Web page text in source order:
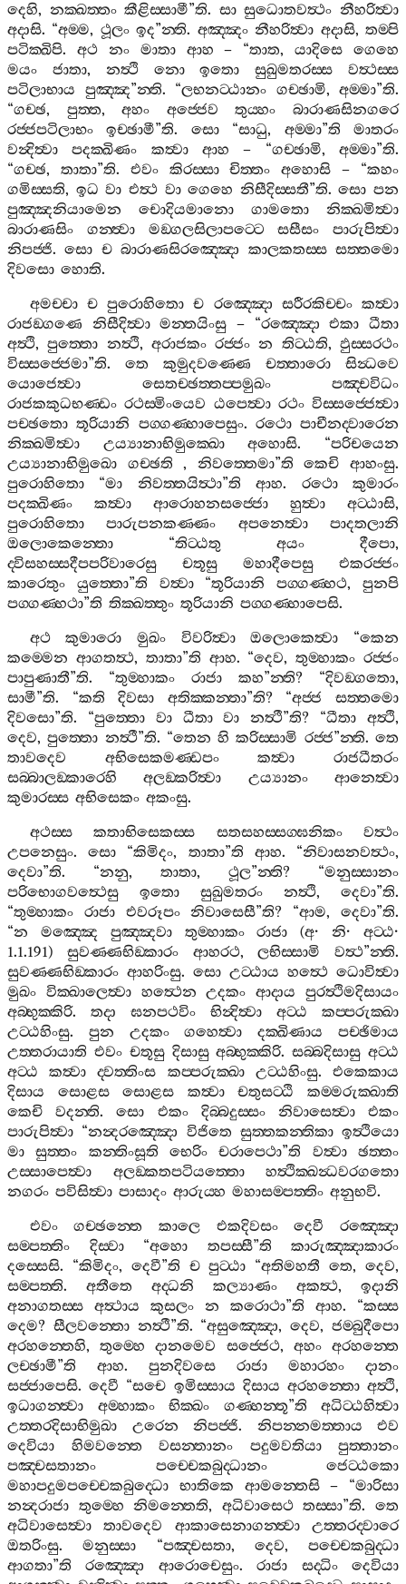
දෙහි, නක‍්ඛත‍්තං කීළිස‍්සාමී”ති. සා සුධොතවත්‍ථං නීහරිත්‍වා
අදාසි. “අම‍්ම, ථූලං ඉද”න‍්ති. අඤ‍්ඤං නීහරිත්‍වා අදාසි,තම‍්පි
පටික‍්ඛිපි. අථ නං මාතා ආහ – “තාත,යාදිසෙ
ගෙහෙ
මයං
ජාතා, නත්‍ථි නො ඉතො සුඛුමතරස‍්ස
වත්‍ථස‍්ස
පටිලාභාය
පුඤ‍්ඤ”න‍්ති. “ලභනට‍්ඨානං ගච‍්ඡාමි, අම‍්මා”ති.
“ගච‍්ඡ, පුත‍්ත,අහං අජ‍්ජෙව තුය‍්හං
බාරාණසිනගරෙ
රජ‍්ජපටිලාභං
ඉච‍්ඡාමී”ති. සො“සාධු, අම‍්මා”ති
මාතරං
වන්‍දිත්‍වා
පදක‍්ඛිණං කත්‍වා ආහ – “ගච‍්ඡාමි,අම‍්මා”ති.
“ගච‍්ඡ, තාතා”ති. එවං කිරස‍්සා චිත‍්තං අහොසි – “කහං
ගමිස‍්සති, ඉධ වා එත්‍ථ වා ගෙහෙ නිසීදිස‍්සතී”ති.සො පන
පුඤ‍්ඤනියාමෙන
චොදියමානො ගාමතො
නික‍්ඛමිත්‍වා
බාරාණසිං
ගන‍්ත්‍වා මඞ‍්ගලසිලාපට‍්ටෙ සසීසං
පාරුපිත්‍වා
නිපජ‍්ජි.සො ච බාරාණසිරඤ‍්ඤො කාලකතස‍්ස සත‍්තමො
දිවසො හොති.
අමච‍්චා ච පුරොහිතො ච රඤ‍්ඤො සරීරකිච‍්චං කත්‍වා
රාජඞ‍්ගණෙ
නිසීදිත්‍වා මන‍්තයිංසු – “රඤ‍්ඤො එකා ධීතා
අත්‍ථි,පුත‍්තො නත්‍ථි, අරාජකං රජ‍්ජං න තිට‍්ඨති,ඵුස‍්සරථං
විස‍්සජ‍්ජෙමා”ති. තෙ කුමුදවණ‍්ණෙ චත‍්තාරො
සින්‍ධවෙ
යොජෙත්‍වා
සෙතච‍්ඡත‍්තප‍්පමුඛං
පඤ‍්චවිධං
රාජකකුධභණ‍්ඩං රථස‍්මිංයෙව ඨපෙත්‍වා රථං විස‍්සජ‍්ජෙත්‍වා
පච‍්ඡතො තූරියානි පග‍්ගණ‍්හාපෙසුං. රථො පාචීනද‍්වාරෙන
නික‍්ඛමිත්‍වා
උය්‍යානාභිමුක‍්ඛො අහොසි. “පරිචයෙන
උය්‍යානාභිමුඛො
ගච‍්ඡති , නිවත‍්තෙමා”ති කෙචි ආහංසු.
පුරොහිතො “මා නිවත‍්තයිත්‍ථා”ති ආහ. රථො
කුමාරං
පදක‍්ඛිණං
කත්‍වා ආරොහනසජ‍්ජො හුත්‍වා අට‍්ඨාසි,
පුරොහිතො
පාරුපනකණ‍්ණං අපනෙත්‍වා
පාදතලානි
ඔලොකෙන‍්තො “තිට‍්ඨතු අයං දීපො,
ද‍්විසහස‍්සදීපපරිවාරෙසු
චතූසු මහාදීපෙසු
එකරජ‍්ජං
කාරෙතුං
යුත‍්තො”ති වත්‍වා“තූරියානි පග‍්ගණ‍්හථ,පුනපි
පග‍්ගණ‍්හථා”ති තික‍්ඛත‍්තුං තූරියානි පග‍්ගණ‍්හාපෙසි.
අථ
කුමාරො මුඛං විවරිත්‍වා ඔලොකෙත්‍වා “කෙන
කම‍්මෙන ආගතත්‍ථ, තාතා”ති ආහ. “දෙව,තුම‍්හාකං රජ‍්ජං
පාපුණාතී”ති. “තුම‍්හාකං රාජා කහ”න‍්ති? “දිවඞ‍්ගතො,
සාමී”ති. “කති දිවසා අතික‍්කන‍්තා”ති? “අජ‍්ජ
සත‍්තමො
දිවසො”ති. “පුත‍්තො වා ධීතා වා නත්‍ථී”ති? “ධීතා අත්‍ථි,
දෙව,පුත‍්තො නත්‍ථී”ති. “තෙන හි කරිස‍්සාමි රජ‍්ජ”න‍්ති.තෙ
තාවදෙව
අභිසෙකමණ‍්ඩපං කත්‍වා
රාජධීතරං
සබ‍්බාලඞ‍්කාරෙහි
අලඞ‍්කරිත්‍වා උය්‍යානං
ආනෙත්‍වා
කුමාරස‍්ස අභිසෙකං අකංසු.
අථස‍්ස
කතාභිසෙකස‍්ස සතසහස‍්සග‍්ඝනිකං
වත්‍ථං
උපනෙසුං.සො “කිමිදං, තාතා”ති ආහ. “නිවාසනවත්‍ථං,
දෙවා”ති. “නනු, තාතා, ථූල”න‍්ති? “මනුස‍්සානං
පරිභොගවත්‍ථෙසු
ඉතො සුඛුමතරං නත්‍ථි, දෙවා”ති.
“තුම‍්හාකං රාජා එවරූපං නිවාසෙසී”ති? “ආම,දෙවා”ති.
“න මඤ‍්ඤෙ පුඤ‍්ඤවා තුම‍්හාකං රාජා (අ·නි·අට‍්ඨ·
1.1.191) සුවණ‍්ණභිඞ‍්කාරං ආහරථ,ලභිස‍්සාමි වත්‍ථ”න‍්ති.
සුවණ‍්ණභිඞ‍්කාරං ආහරිංසු. සො උට‍්ඨාය හත්‍ථෙ ධොවිත්‍වා
මුඛං වික‍්ඛාලෙත්‍වා හත්‍ථෙන උදකං ආදාය
පුරත්‍ථිමදිසායං
අබ‍්භුක‍්කිරි. තදා ඝනපථවිං භින්‍දිත්‍වා අට‍්ඨ
කප‍්පරුක‍්ඛා
උට‍්ඨහිංසු. පුන උදකං ගහෙත්‍වා දක‍්ඛිණාය
පච‍්ඡිමාය
උත‍්තරායාති එවං චතූසු දිසාසු අබ‍්භුක‍්කිරි.සබ‍්බදිසාසු අට‍්ඨ
අට‍්ඨ
කත්‍වා ද‍්වත‍්තිංස කප‍්පරුක‍්ඛා උට‍්ඨහිංසු.එකෙකාය
දිසාය
සොළස සොළස කත්‍වා චතුසට‍්ඨි
කම‍්මරුක‍්ඛාති
කෙචි
වදන‍්ති.සො එකං දිබ‍්බදුස‍්සං නිවාසෙත්‍වා
එකං
පාරුපිත්‍වා “නන්‍දරඤ‍්ඤො විජිතෙ සුත‍්තකන‍්තිකා ඉත්‍ථියො
මා
සුත‍්තං කන‍්තිංසූති භෙරිං චරාපෙථා”ති වත්‍වා
ඡත‍්තං
උස‍්සාපෙත්‍වා
අලඞ‍්කතපටියත‍්තො
හත්‍ථික‍්ඛන්‍ධවරගතො
නගරං පවිසිත්‍වා පාසාදං ආරුය‍්හ මහාසම‍්පත‍්තිං අනුභවි.
එවං
ගච‍්ඡන‍්තෙ කාලෙ එකදිවසං දෙවී
රඤ‍්ඤො
සම‍්පත‍්තිං
දිස‍්වා“අහො තපස‍්සී”ති
කාරුඤ‍්ඤාකාරං
දස‍්සෙසි. “කිමිදං, දෙවී”ති ච පුට‍්ඨා “අතිමහතී තෙ,දෙව,
සම‍්පත‍්ති. අතීතෙ අද‍්ධනි කල්‍යාණං අකත්‍ථ, ඉදානි
අනාගතස‍්ස
අත්‍ථාය කුසලං න කරොථා”ති ආහ. “කස‍්ස
දෙම? සීලවන‍්තො නත්‍ථී”ති. “අසුඤ‍්ඤො,දෙව,ජම‍්බුදීපො
අරහන‍්තෙහි,තුම‍්හෙ දානමෙව සජ‍්ජෙථ, අහං අරහන‍්තෙ
ලච‍්ඡාමී”ති ආහ. පුනදිවසෙ රාජා මහාරහං
දානං
සජ‍්ජාපෙසි.දෙවී “සචෙ ඉමිස‍්සාය දිසාය අරහන‍්තො අත්‍ථි,
ඉධාගන‍්ත්‍වා
අම‍්හාකං භික‍්ඛං ගණ‍්හන‍්තූ”ති
අධිට‍්ඨහිත්‍වා
උත‍්තරදිසාභිමුඛා
උරෙන නිපජ‍්ජි. නිපන‍්නමත‍්තාය
එව
දෙවියා
හිමවන‍්තෙ වසන‍්තානං පදුමවතියා
පුත‍්තානං
පඤ‍්චසතානං
පච‍්චෙකබුද‍්ධානං
ජෙට‍්ඨකො
මහාපදුමපච‍්චෙකබුද‍්ධො
භාතිකෙ ආමන‍්තෙසි– “මාරිසා
නන්‍දරාජා තුම‍්හෙ නිමන‍්තෙති, අධිවාසෙථ තස‍්සා”ති.තෙ
අධිවාසෙත්‍වා
තාවදෙව ආකාසෙනාගන‍්ත්‍වා
උත‍්තරද‍්වාරෙ
ඔතරිංසු.මනුස‍්සා “පඤ‍්චසතා, දෙව, පච‍්චෙකබුද‍්ධා
ආගතා”ති රඤ‍්ඤො ආරොචෙසුං.රාජා සද‍්ධිං
දෙවියා